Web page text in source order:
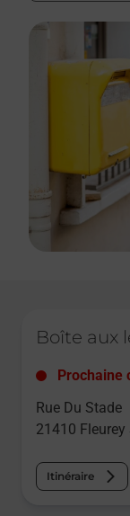
Boîte aux
Prochaine
Rue Du Stade
21410
Itinéraire